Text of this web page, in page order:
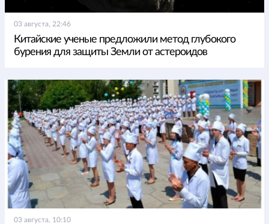
03 августа, 22:46
Китайские ученые предложили метод глубокого
бурения для защиты Земли от астероидов
03 августа, 10:10